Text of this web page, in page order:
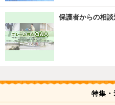
保護者からの相談
特集・